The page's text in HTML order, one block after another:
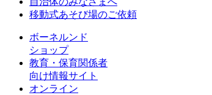
移動式あそび場のご依頼
ボーネルンド
ショップ
教育・保育関係者
向け情報サイト
オンライン